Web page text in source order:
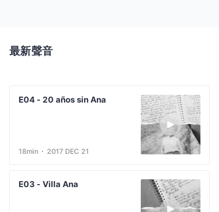
最新聲音
E04 - 20 años sin Ana
18min 2017 DEC 21
E03 - Villa Ana